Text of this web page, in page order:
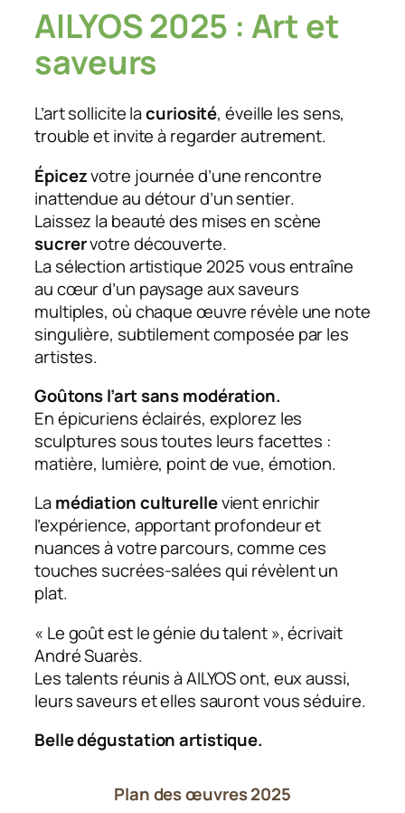
AILYOS 2025 : Art et
saveurs
L’art sollicite lacuriosité, éveille les sens,
trouble et invite à regarder autrement.
Épicezvotre journée d’une rencontre
inattendue au détour d’un sentier.
Laissez la beauté des mises en scène
sucrervotre découverte.
La sélection artistique 2025 vous entraîne
au cœur d’un paysage aux saveurs
multiples, où chaque œuvre révèle une note
singulière, subtilement composée par les
artistes.
Goûtons l’art sans modération.
En épicuriens éclairés, explorez les
sculptures sous toutes leurs facettes :
matière, lumière, point de vue, émotion.
Lamédiationculturellevient enrichir
l’expérience, apportant profondeur et
nuances à votre parcours, comme ces
touches sucrées-salées qui révèlent un
plat.
« Le goût est le génie du talent », écrivait
André Suarès.
Les talents réunis à AILYOS ont, eux aussi,
leurs saveurs et elles sauront vous séduire.
Belle dégustation artistique.
Plan des œuvres 2025